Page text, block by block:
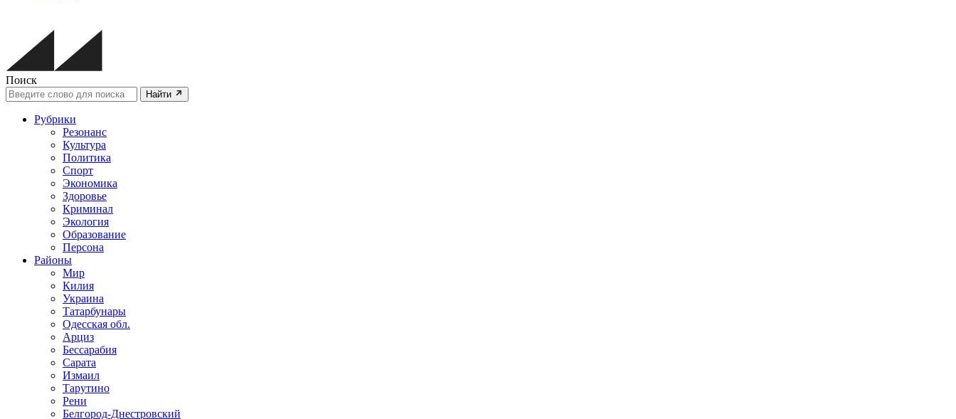
Поиск
Найти
Рубрики
Резонанс
Культура
Политика
Спорт
Экономика
Здоровье
Криминал
Экология
Образование
Персона
Районы
Мир
Килия
Украина
Татарбунары
Одесская обл.
Арциз
Бессарабия
Сарата
Измаил
Тарутино
Рени
Белгород-Днестровский